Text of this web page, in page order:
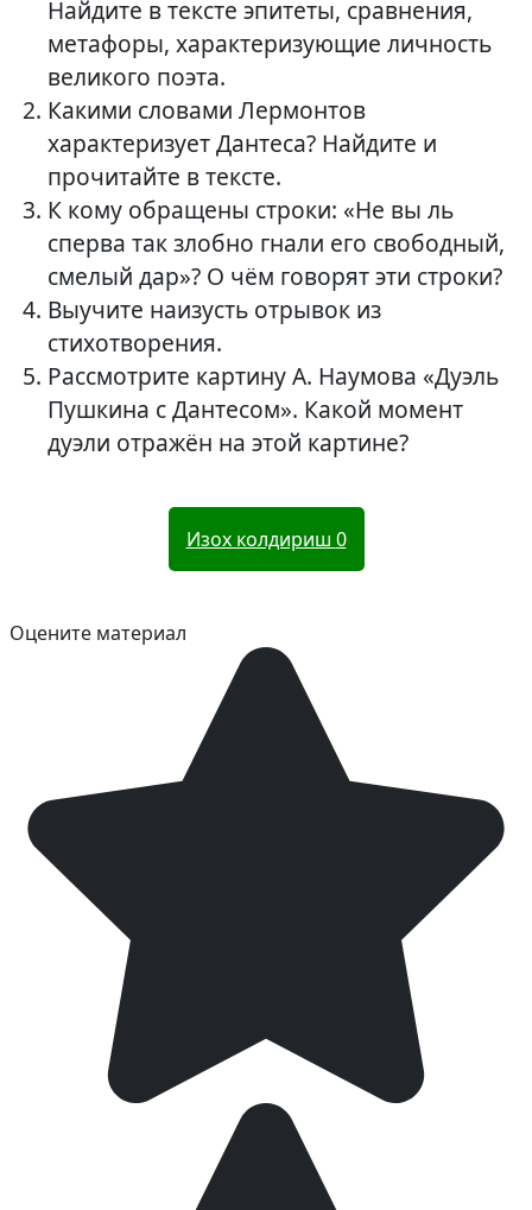
Найдите в тексте эпитеты, сравнения,
метафоры, характеризующие личность
великого поэта.
Какими словами Лермонтов
характеризует Дантеса? Найдите и
прочитайте в тексте.
К кому обращены строки: «Не вы ль
сперва так злобно гнали его свободный,
смелый дар»? О чём говорят эти строки?
Выучите наизусть отрывок из
стихотворения.
Рассмотрите картину А. Наумова «Дуэль
Пушкина с Дантесом». Какой момент
дуэли отражён на этой картине?
Изох колдириш 0
Оцените материал